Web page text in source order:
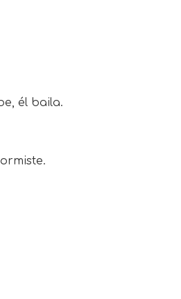
él baila.